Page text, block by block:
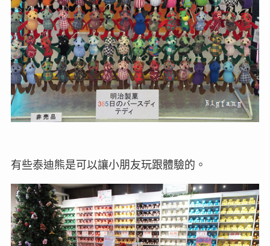
有些泰迪熊是可以讓小朋友玩跟體驗的。